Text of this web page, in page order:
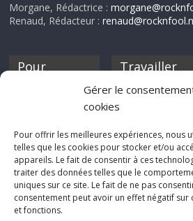
Gérer le
cookies
Pour offrir les meilleures expériences, nous
telles que les cookies pour stocker et/ou
appareils. Le fait de consentir à ces
traiter des données telles que le
uniques sur ce site. Le fait de ne pas
consentement peut avoir un effet négatif
et fonctions.
Morgane, Rédactrice :
Renaud, Rédacteur :
Pour
discothèque
Travailler
Si tu souhaites
Rocknfool,
pas à nous
tes chroniques de
concerts, de
séries ou des
d'humeur :